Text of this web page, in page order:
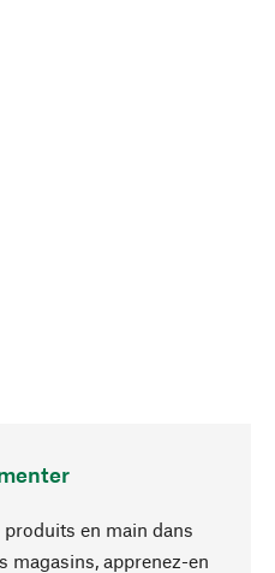
produits en main dans
magasins, apprenez-en